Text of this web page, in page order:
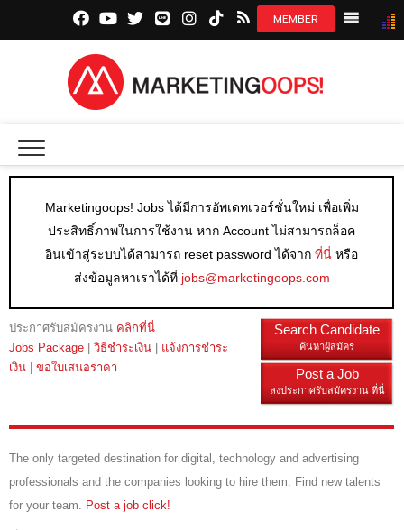
MEDIA
INSIGHT
DIGITAL
JOBS
JOBS
วิธีลงปร
facebook.com
youtube.com
twitter.com
line.meinstagram.com
tiktok.com
Marketingoops! Jobs ได้มีการอัพเดทเวอร์ชั่นใหม่ เพื่อเพิ่ม
ประสิทธิ์ภาพในการใช้งาน หาก Account ไม่สามารถล็อค
อินเข้าสู่ระบบได้สามารถ reset password ได้จาก ที่นี่ หรือ
ส่งข้อมูลหาเราได้ที่ jobs@marketingoops.com
ประกาศรับสมัครงาน คลิกที่นี่
Jobs Package
วิธีชำระเงิน
แจ้งการชำระ
เงิน
ขอใบเสนอราคา
Search Candidate
ค้นหาผู้สมัคร
Post a Job
ลงประกาศรับสมัครงาน ที่นี่
The only targeted destination for digital, technology and advertising
professionals and the companies looking to hire them. Find new talents
for your team. Post a job click!